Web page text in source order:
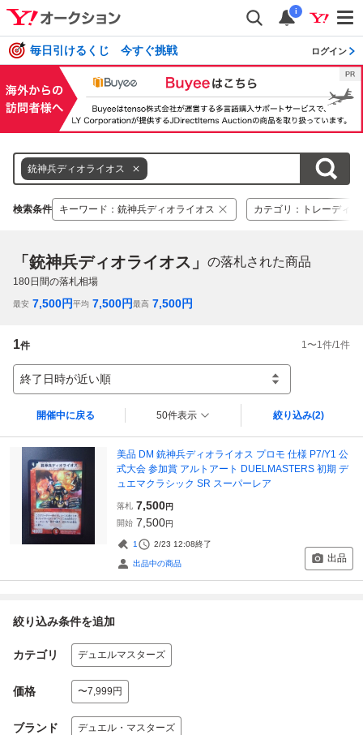
i
毎日引けるくじ 今すぐ挑戦 ログイン
銃神兵ディオライオス
検索条件 キーワード ： 銃神兵ディオライオス カテゴリ ： トレーディ
「銃神兵ディオライオス」 の落札された商品
180日間の落札相場
最安 7,500円平均 7,500円最高 7,500円
1件 1 〜1 件/1 件
終了日時が近い順
開催中に戻る 50件表示 絞り込み(2)
美品 DM 銃神兵ディオライオス プロモ 仕様 P7/Y1 公
式大会 参加賞 アルトアート DUELMASTERS 初期 デ
ュエマクラシック SR スーパーレア
落札 7,500円
開始 7,500円
1 2/23 12:08終了
出品中の商品 出品
絞り込み条件を追加
カテゴリ デュエルマスターズ
価格 〜7,999円
ブランド デュエル・マスターズ